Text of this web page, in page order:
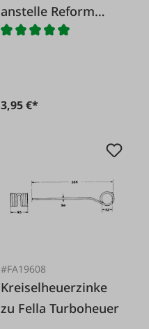
anstelle Reform
160.420.108,
3,95 €*
#FA19608
Kreiselheuerzinke
zu Fella Turboheuer